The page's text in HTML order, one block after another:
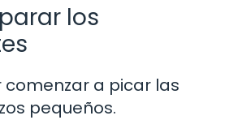
los
comenzar a picar las
pequeños.